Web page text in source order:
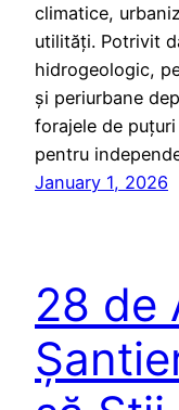
climatice,
utilități. Potrivit
hidrogeologic,
și periurbane
forajele de
pentru
January 1, 2026
28 de